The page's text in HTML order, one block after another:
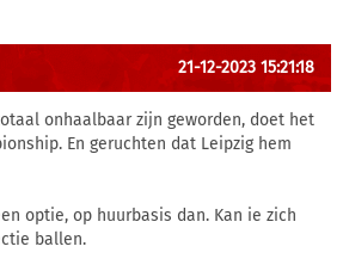
21-12-2023 15:21:18
onhaalbaar zijn geworden, doet het
En geruchten dat Leipzig hem
optie, op huurbasis dan. Kan ie zich
ballen.